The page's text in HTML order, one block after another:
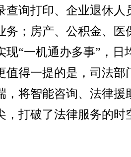
查询打印、企业退休人
务；房产、公积金、医
现“一机通办多事”，日
值得一提的是，司法部
，将智能咨询、法律援
，打破了法律服务的时